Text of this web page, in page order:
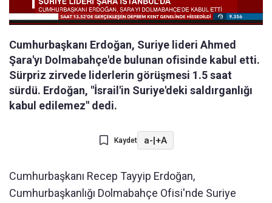
Cumhurbaşkanı Erdoğan, Suriye lideri Ahmed
Şara'yı Dolmabahçe'de bulunan ofisinde kabul etti.
Sürpriz zirvede liderlerin görüşmesi 1.5 saat
sürdü. Erdoğan, "İsrail'in Suriye'deki saldırganlığı
kabul edilemez" dedi.
Kaydet a-|+A
Cumhurbaşkanı Recep Tayyip Erdoğan,
Cumhurbaşkanlığı Dolmabahçe Ofisi'nde Suriye